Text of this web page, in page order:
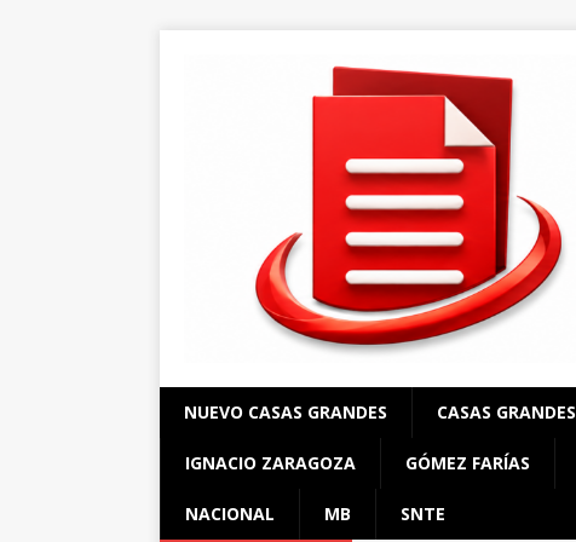
NUEVO CASAS GRANDES CASAS GRANDES
IGNACIO ZARAGOZA GÓMEZ FARÍAS
NACIONAL MB SNTE